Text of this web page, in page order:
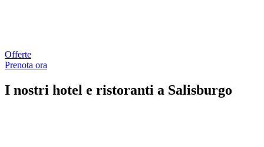
Offerte
Prenota ora
I nostri hotel e ristoranti a Salisburgo